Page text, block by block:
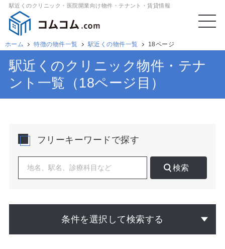
駅近くのクリニック・医院開業向け物件・テナント・賃貸情報
ホーム 特徴の物件一覧 駅近くの物件一覧 18ページ
駅近くのクリニック物件・テナ
ント一覧（18ページ目）
フリーキーワードで探す
検索
条件を選択して検索する